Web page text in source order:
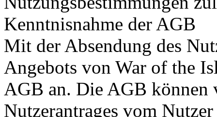
Kenntnisnahme der AGB
Mit der Absendung des
Angebots von War of the
AGB an. Die AGB können
Nutzerantrages vom